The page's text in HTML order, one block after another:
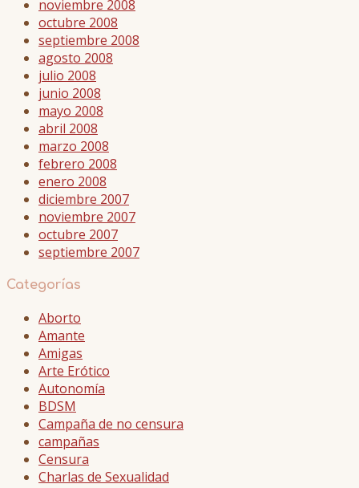
noviembre 2008
octubre 2008
septiembre 2008
agosto 2008
julio 2008
junio 2008
mayo 2008
abril 2008
marzo 2008
febrero 2008
enero 2008
diciembre 2007
noviembre 2007
octubre 2007
septiembre 2007
Categorías
Aborto
Amante
Amigas
Arte Erótico
Autonomía
BDSM
Campaña de no censura
campañas
Censura
Charlas de Sexualidad